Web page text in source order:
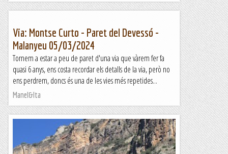
Via: Montse Curto - Paret del Devessó -
Malanyeu 05/03/2024
Tornem a estar a peu de paret d'una via que vàrem fer fa
quasi 6 anys, ens costa recordar els detalls de la via, però no
ens perdrem, doncs és una de les vies més repetides...
Manel&Ita